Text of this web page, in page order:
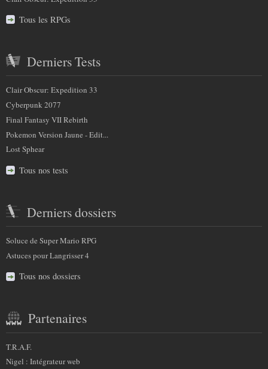
Tous les RPGs
Derniers Tests
Clair Obscur: Expedition 33
Cyberpunk 2077
Final Fantasy VII Rebirth
Pokemon Version Jaune - Edit...
Lost Sphear
Tous nos tests
Derniers dossiers
Soluce de Super Mario RPG
Astuces pour Langrisser 4
Tous nos dossiers
Partenaires
T.R.A.F.
Nigel : Intégrateur web